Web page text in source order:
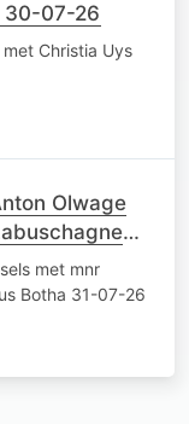
30-07-26
Christia Uys
Olwage
31-07-26
met mnr
Botha 31-07-26